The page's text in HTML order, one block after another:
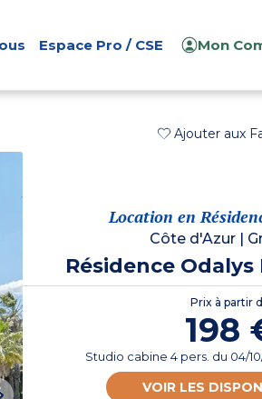
Espace Pro / CSE Mon
Ajouter aux
Location en
Côte d'Azur
Résidence Odalys
Prix à partir
198
Studio cabine 4 pers. du 04/
VOIR LES